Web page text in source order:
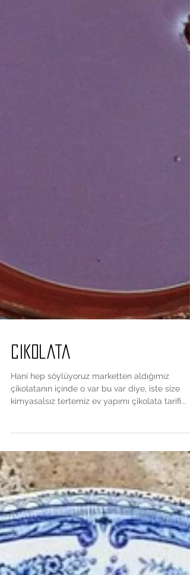
Cikolata
Hani hep söylüyoruz marketten aldığımız
çikolatanın içinde o var bu var diye, iste size
kimyasalsız tertemiz ev yapımı çikolata tarifi...